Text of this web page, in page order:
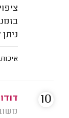
איכות
משוב: 16/
10